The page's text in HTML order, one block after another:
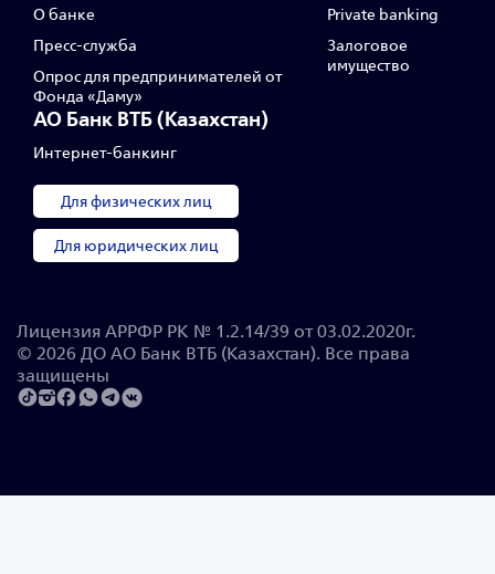
О банке
Пресс‑служба
Опрос для предпринимателей от
Фонда «Даму»
Private banking
Залоговое
имущество
АО Банк ВТБ (Казахстан)
Интернет-банкинг
Для физических лиц
Для юридических лиц
Лицензия АРРФР РК № 1.2.14/39 от 03.02.2020г.
© 2026 ДО АО Банк ВТБ (Казахстан). Все права
защищены